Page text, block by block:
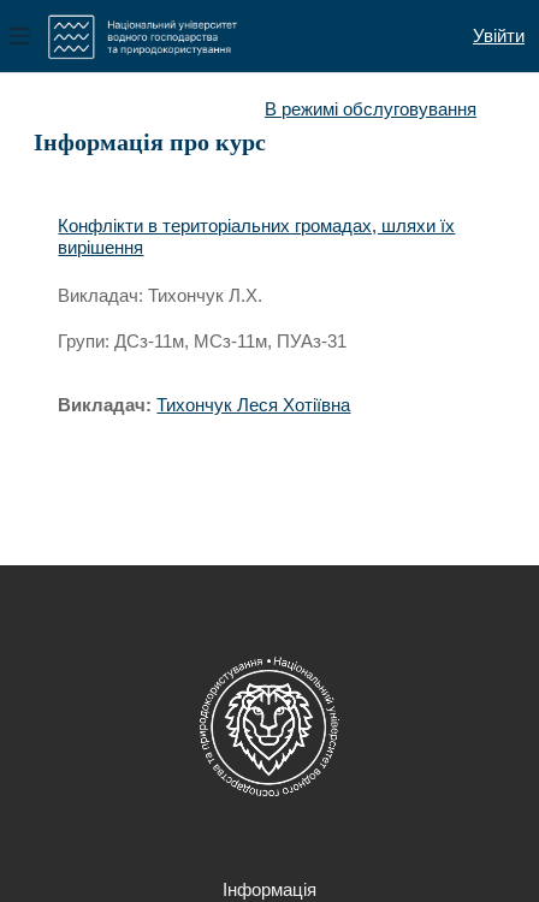
Бокова панель
Увійти
В режимі обслуговування
Інформація про курс
Конфлікти в територіальних громадах, шляхи їх
вирішення
Викладач: Тихончук Л.Х.
Групи: ДСз-11м, МСз-11м, ПУАз-31
Викладач:Тихончук Леся Хотіївна
Інформація